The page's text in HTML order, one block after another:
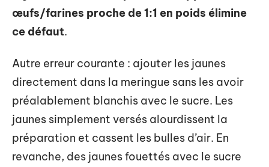
œufs/farines proche de 1:1 en poids élimine
ce défaut.
Autre erreur courante : ajouter les jaunes
directement dans la meringue sans les avoir
préalablement blanchis avec le sucre. Les
jaunes simplement versés alourdissent la
préparation et cassent les bulles d’air. En
revanche, des jaunes fouettés avec le sucre